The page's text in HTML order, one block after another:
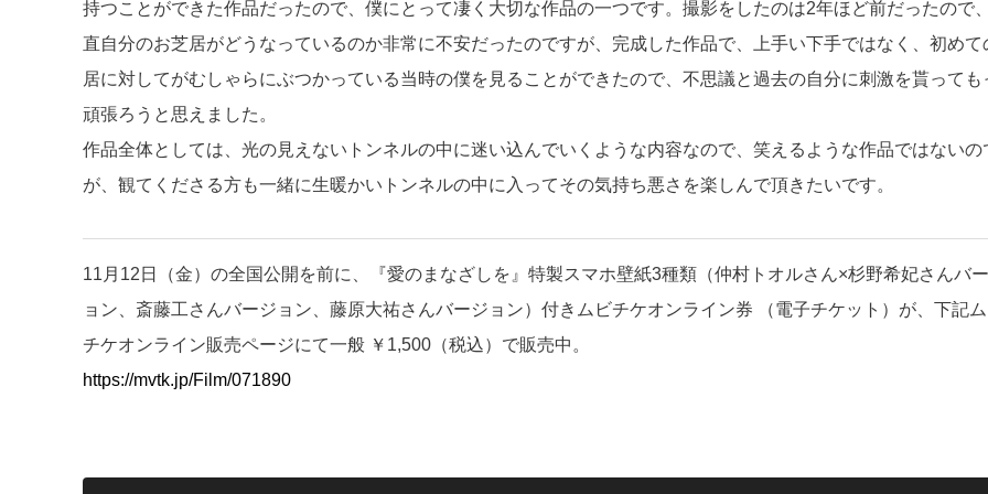
持つことができた作品だったので、僕にとって凄く大切な作品の一つです。撮影をしたのは2年ほど前だったので
直自分のお芝居がどうなっているのか非常に不安だったのですが、完成した作品で、上手い下手ではなく、初めて
居に対してがむしゃらにぶつかっている当時の僕を見ることができたので、不思議と過去の自分に刺激を貰っても
頑張ろうと思えました。
作品全体としては、光の見えないトンネルの中に迷い込んでいくような内容なので、笑えるような作品ではないの
が、観てくださる方も一緒に生暖かいトンネルの中に入ってその気持ち悪さを楽しんで頂きたいです。
11月12日（金）の全国公開を前に、『愛のまなざしを』特製スマホ壁紙3種類（仲村トオルさん×杉野希妃さんバ
ョン、斎藤工さんバージョン、藤原大祐さんバージョン）付きムビチケオンライン券 （電子チケット）が、下記
チケオンライン販売ページにて一般 ￥1,500（税込）で販売中。
https://mvtk.jp/Film/071890